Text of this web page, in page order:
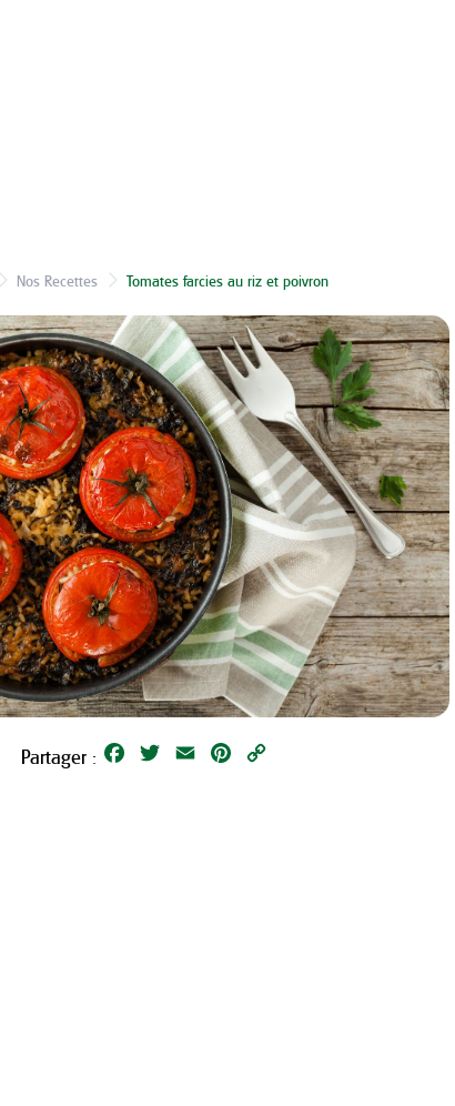
Nos Recettes Tomates farcies au riz et poivron
Partager : Facebook
Twitter Email Pinterest